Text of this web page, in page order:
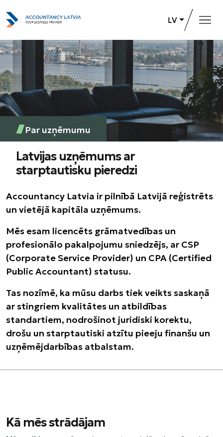
LV
Galvenā
Pakalpojumi
Par uzņēmumu
Karjeras iespējas
+371 26 732 031 Sazināties
Par uzņēmumu
Latvijas uzņēmums ar
starptautisku pieredzi
Accountancy Latvia ir pilnībā Latvijā reģistrēts
un vietējā kapitāla uzņēmums.
Mēs esam licencēts grāmatvedības un
profesionālo pakalpojumu sniedzējs, ar CSP
(Corporate Service Provider) un CPA (Certified
Public Accountant) statusu.
Tas nozīmē, ka mūsu darbs tiek veikts saskaņā
ar stingriem kvalitātes un atbildības
standartiem, nodrošinot juridiski korektu,
drošu un starptautiski atzītu pieeju finanšu un
uzņēmējdarbības atbalstam.
Kā mēs strādājam​